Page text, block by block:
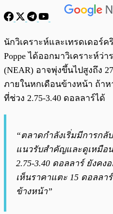
พร้อมเล่น
นักวิเคราะห์และเทรดเดอร์ค
Poppe ได้ออกมาวิเคราะห์ว่า
(NEAR) อาจพุ่งขึ้นไปสูงถึง
ภายในหกเดือนข้างหน้า ถ้า
ที่ช่วง 2.75-3.40 ดอลลาร์ได้
“ตลาดกำลังเริ่มมีการกลั
แนวรับสำคัญและดูเหมือ
2.75-3.40 ดอลลาร์ ยังคง
เห็นราคาแตะ 15 ดอลลา
ข้างหน้า”